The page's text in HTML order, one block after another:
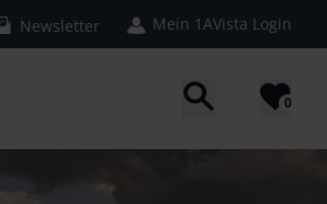
Newsletter Mein 1AVista Login
0